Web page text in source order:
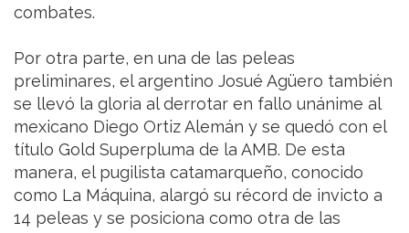
combates.
Por otra parte, en una de las peleas
preliminares, el argentino Josué Agüero también
se llevó la gloria al derrotar en fallo unánime al
mexicano Diego Ortiz Alemán y se quedó con el
título Gold Superpluma de la AMB. De esta
manera, el pugilista catamarqueño, conocido
como La Máquina, alargó su récord de invicto a
14 peleas y se posiciona como otra de las